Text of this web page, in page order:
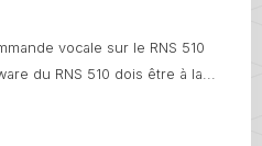
vocale sur le RNS 510
du RNS 510 dois être à la...